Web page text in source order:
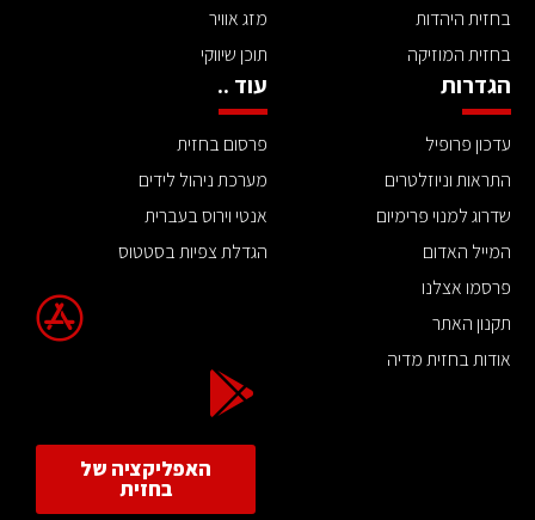
בחזית היהדות
בחזית המוזיקה
מזג אוויר
תוכן שיווקי
הגדרות
עדכון פרופיל
התראות וניוזלטרים
שדרוג למנוי פרימיום
המייל האדום
פרסמו אצלנו
תקנון האתר
אודות בחזית מדיה
עוד ..
פרסום בחזית
מערכת ניהול לידים
אנטי וירוס בעברית
הגדלת צפיות בסטטוס
האפליקציה של
בחזית